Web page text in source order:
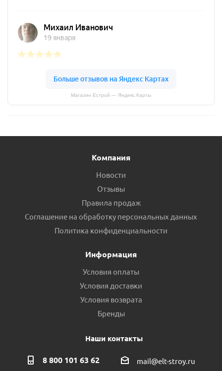
Магазин Естрой — Яндекс.Карты
Компания
Новости
Отзывы
Правила продаж
Соглашение на обработку персональных данных
Политика конфиденциальности
Информация
Условия оплаты
Условия доставки
Условия возврата
Бренды
Наши контакты
8 800 101 63 62 mail@elt-stroy.ru